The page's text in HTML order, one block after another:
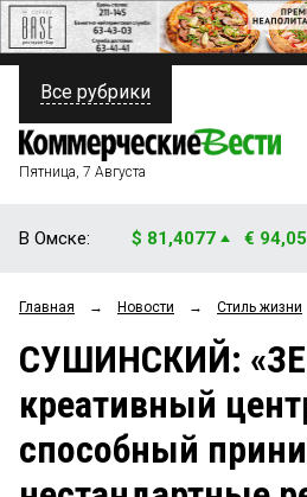
ПОЛИТИКА
ФИНАНСЫ
ОБЩЕСТВО
ЗАКОН
НОВОСТИ КОМПАНИЙ
Все рубрики
Пятница, 7 Августа
В Омске: $ 81,4077 €
Главная → Новости → Стиль жизни
СУШИНСКИЙ:
креативный
способный